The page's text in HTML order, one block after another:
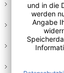
Nachkauf von
2er Set für
griffbereit
Starke
Kleidung,